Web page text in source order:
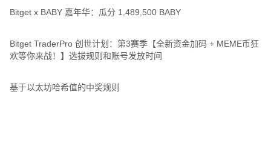
Bitget x BABY 嘉年华：瓜分 1,489,500 BABY
Bitget TraderPro 创世计划：第3赛季【全新资金加码 + MEME币狂
欢等你来战！】选拔规则和账号发放时间
基于以太坊哈希值的中奖规则